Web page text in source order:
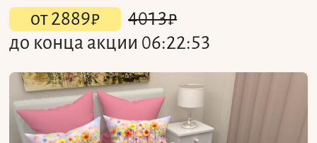
от2889₽ 4013₽
до конца акции 06:22:52